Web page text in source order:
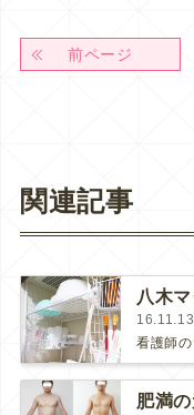
前ページ
関連記事
16.11.13